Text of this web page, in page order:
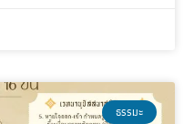
ธรรมะ